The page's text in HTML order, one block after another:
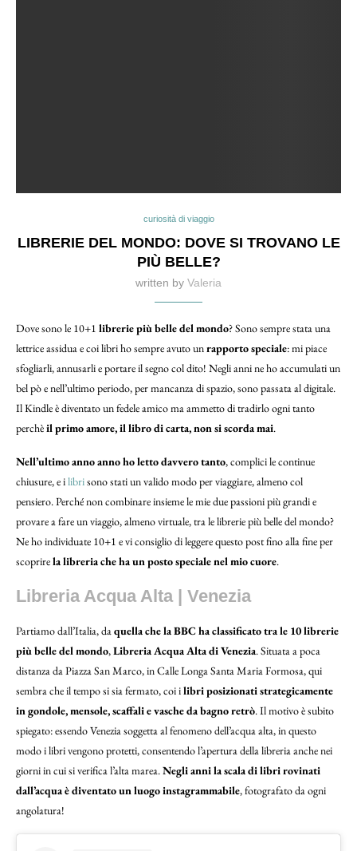
curiosità di viaggio
LIBRERIE DEL MONDO: DOVE SI TROVANO LE
PIÙ BELLE?
written by Valeria
Dove sono le 10+1 librerie più belle del mondo? Sono sempre stata una
lettrice assidua e coi libri ho sempre avuto unrapporto speciale: mi piace
sfogliarli, annusarli e portare il segno col dito! Negli anni ne ho accumulati un
bel pò e nell’ultimo periodo, per mancanza di spazio, sono passata al digitale.
Il Kindle è diventato un fedele amico ma ammetto di tradirlo ogni tanto
perchèil primo amore, il libro di carta, non si scorda mai.
Nell’ultimo anno anno ho letto davvero tanto, complici le continue
chiusure, e ilibrisono stati un valido modo per viaggiare, almeno col
pensiero. Perché non combinare insieme le mie due passioni più grandi e
provare a fare un viaggio, almeno virtuale, tra le librerie più belle del mondo?
Ne ho individuate 10+1 e vi consiglio di leggere questo post fino alla fine per
scoprirela libreria che ha un posto speciale nel mio cuore.
Libreria Acqua Alta | Venezia
Partiamo dall’Italia, daquella che la BBC ha classificato tra le 10 librerie
più belle del mondo,Libreria Acqua Alta di Venezia. Situata a poca
distanza da Piazza San Marco, in Calle Longa Santa Maria Formosa, qui
sembra che il tempo si sia fermato, coi ilibri posizionati strategicamente
in gondole, mensole, scaffali e vasche da bagno retrò. Il motivo è subito
spiegato: essendo Venezia soggetta al fenomeno dell’acqua alta, in questo
modo i libri vengono protetti, consentendo l’apertura della libreria anche nei
giorni in cui si verifica l’alta marea.Negli anni la scala di libri rovinati
dall’acqua è diventato un luogo instagrammabile, fotografato da ogni
angolatura!